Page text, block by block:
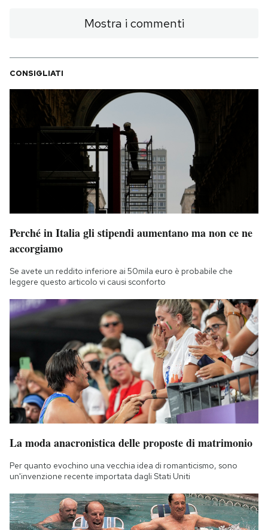
Mostra i commenti
CONSIGLIATI
Perché in Italia gli stipendi aumentano ma non ce ne
accorgiamo
Se avete un reddito inferiore ai 50mila euro è probabile che
leggere questo articolo vi causi sconforto
La moda anacronistica delle proposte di matrimonio
Per quanto evochino una vecchia idea di romanticismo, sono
un'invenzione recente importata dagli Stati Uniti